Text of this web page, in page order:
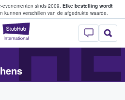
evenementen sinds 2009. Elke bestelling wordt
kunnen verschillen van de afgedrukte waarde.
StubHub: waar
verkopen